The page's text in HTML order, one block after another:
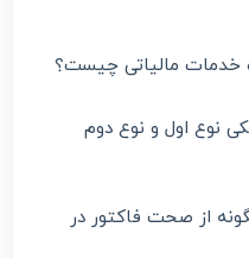
خدمات مالیاتی چیست؟
نوع اول و نوع دوم
از صحت فاکتور در